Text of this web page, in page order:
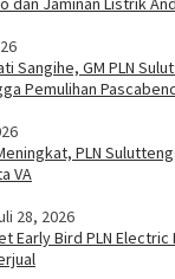
Sangihe, GM PLN
Pemulihan
PLN
VA
28, 2026
Early Bird PLN